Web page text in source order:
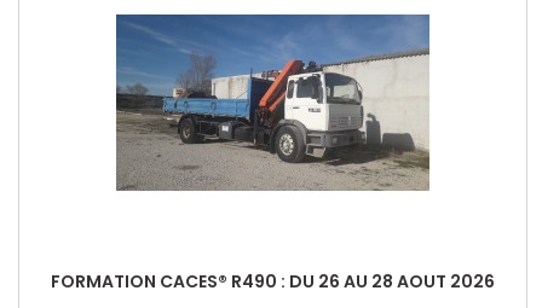
FORMATION CACES® R490 : DU 26 AU 28 AOUT 2026